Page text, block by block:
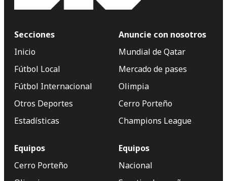
Secciones
Inicio
Fútbol Local
Fútbol Internacional
Otros Deportes
Estadísticas
Anuncie con nosotros
Mundial de Qatar
Mercado de pases
Olimpia
Cerro Porteño
Champions League
Equipos
Cerro Porteño
Equipos
Nacional